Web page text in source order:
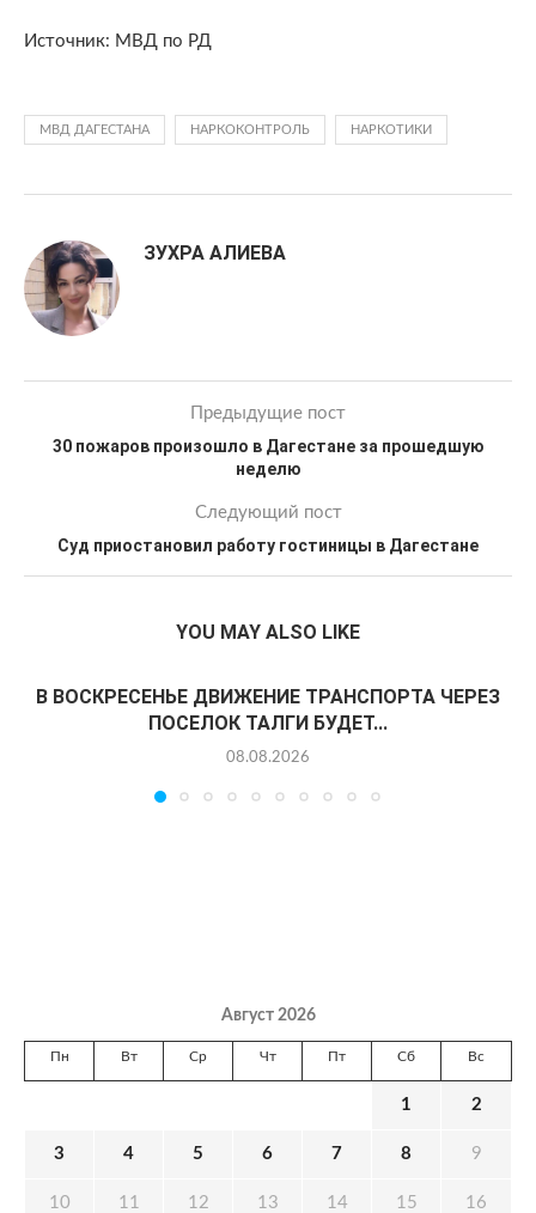
Источник: МВД по РД
МВД ДАГЕСТАНА НАРКОКОНТРОЛЬ НАРКОТИКИ
ЗУХРА АЛИЕВА
Предыдущие пост
30 пожаров произошло в Дагестане за прошедшую
неделю
Следующий пост
Суд приостановил работу гостиницы в Дагестане
YOU MAY ALSO LIKE
В ВОСКРЕСЕНЬЕ ДВИЖЕНИЕ ТРАНСПОРТА ЧЕРЕЗ
ПОСЕЛОК ТАЛГИ БУДЕТ...
08.08.2026
Август 2026
Пн Вт Ср Чт Пт Сб Вс
1 2
3 4 5 6 7 8 9
10 11 12 13 14 15 16